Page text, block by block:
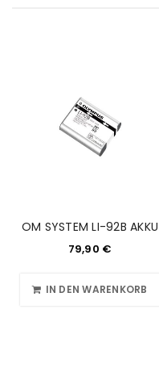
OM SYSTEM LI-92B AKKU
79,90 €
IN DEN WARENKORB